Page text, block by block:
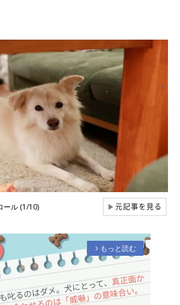
ール (1/10) ▶元記事を見る
arrow_forward_ios もっと読む